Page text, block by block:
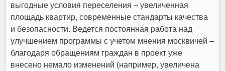
выгодные условия переселения – увеличенная
площадь квартир, современные стандарты качества
и безопасности. Ведется постоянная работа над
улучшением программы с учетом мнения москвичей –
благодаря обращениям граждан в проект уже
внесено немало изменений (например, увеличена